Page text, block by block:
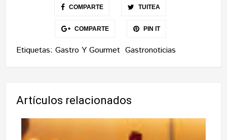
COMPARTE TUITEA
COMPARTE PIN IT
Etiquetas:Gastro Y Gourmet Gastronoticias
Artículos relacionados